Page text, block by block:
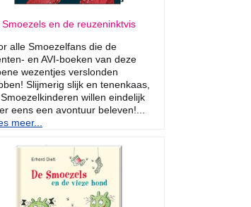
Smoezels en de reuzeninktvis
alle Smoezelfans die de
en AVI-boeken van deze
wezentjes verslonden
Slijmerig slijk en tenenkaas,
willen eindelijk
eens een avontuur beleven!...
meer...